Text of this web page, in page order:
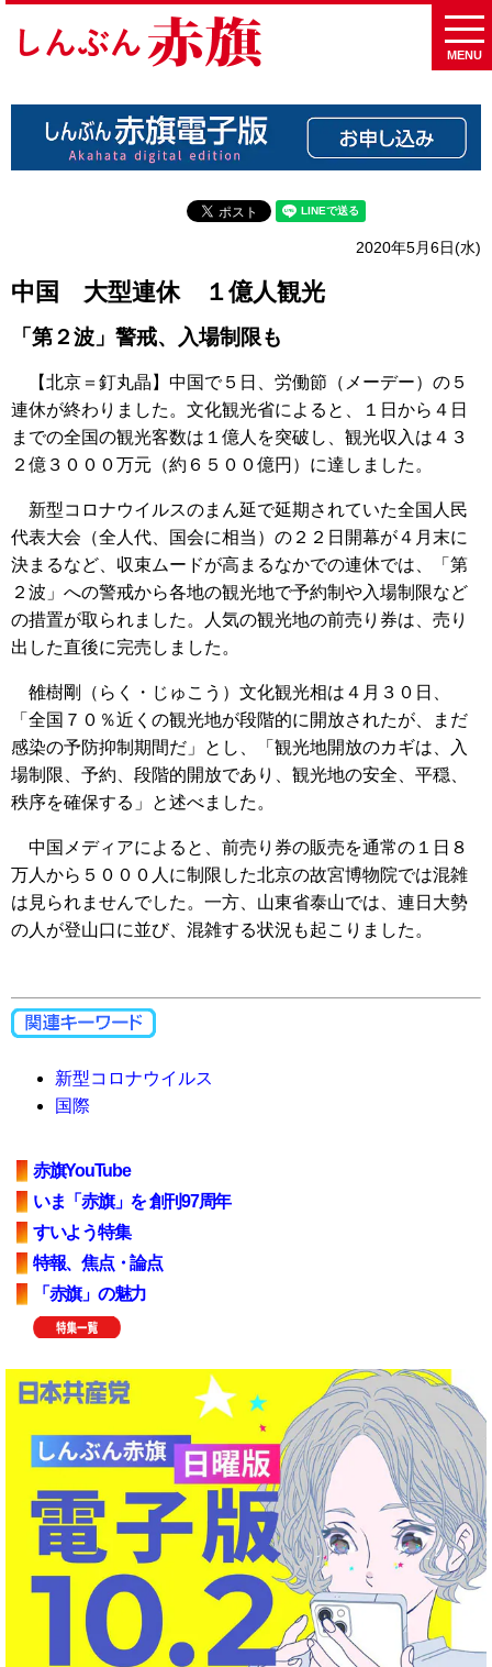
MENU
2020年5月6日(水)
中国 大型連休 １億人観光
「第２波」警戒、入場制限も
【北京＝釘丸晶】中国で５日、労働節（メーデー）の５
連休が終わりました。文化観光省によると、１日から４日
までの全国の観光客数は１億人を突破し、観光収入は４３
２億３０００万元（約６５００億円）に達しました。
新型コロナウイルスのまん延で延期されていた全国人民
代表大会（全人代、国会に相当）の２２日開幕が４月末に
決まるなど、収束ムードが高まるなかでの連休では、「第
２波」への警戒から各地の観光地で予約制や入場制限など
の措置が取られました。人気の観光地の前売り券は、売り
出した直後に完売しました。
雒樹剛（らく・じゅこう）文化観光相は４月３０日、
「全国７０％近くの観光地が段階的に開放されたが、まだ
感染の予防抑制期間だ」とし、「観光地開放のカギは、入
場制限、予約、段階的開放であり、観光地の安全、平穏、
秩序を確保する」と述べました。
中国メディアによると、前売り券の販売を通常の１日８
万人から５０００人に制限した北京の故宮博物院では混雑
は見られませんでした。一方、山東省泰山では、連日大勢
の人が登山口に並び、混雑する状況も起こりました。
新型コロナウイルス
国際
赤旗YouTube
いま「赤旗」を 創刊97周年
すいよう特集
特報、焦点・論点
「赤旗」の魅力